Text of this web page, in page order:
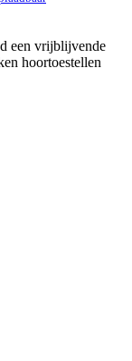
een vrijblijvende
hoortoestellen